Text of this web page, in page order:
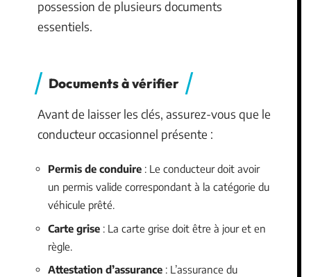
possession de plusieurs documents
essentiels.
Documents à vérifier
Avant de laisser les clés, assurez-vous que le
conducteur occasionnel présente :
Permis de conduire : Le conducteur doit avoir
un permis valide correspondant à la catégorie du
véhicule prêté.
Carte grise : La carte grise doit être à jour et en
règle.
Attestation d’assurance : L’assurance du